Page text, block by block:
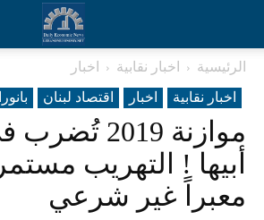
الرئيسية اخبار نقابية
اخبار
اخبار نقابية
اخبار اقتصاد لبنان
موازنة 2019
معبراً غير شرعي